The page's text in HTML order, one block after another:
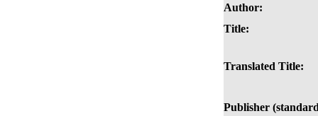
Author:
Title:
Translated Title:
Publisher